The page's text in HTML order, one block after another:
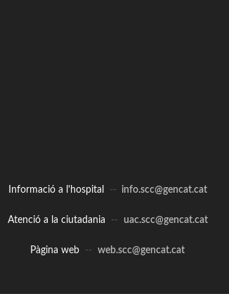
Informació a l'hospital -- info.scc@gencat.cat
Atenció a la ciutadania -- uac.scc@gencat.cat
Pàgina web -- web.scc@gencat.cat